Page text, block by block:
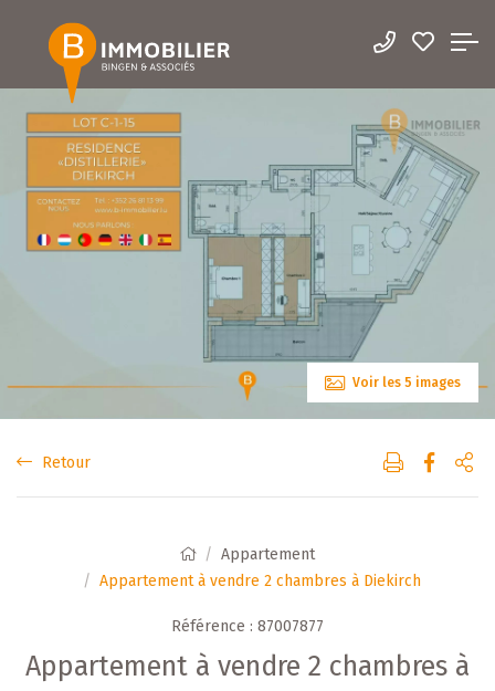
Voir les 5 images
Retour
Appartement
Appartement à vendre 2 chambres à Diekirch
Référence : 87007877
Appartement à vendre 2 chambres à